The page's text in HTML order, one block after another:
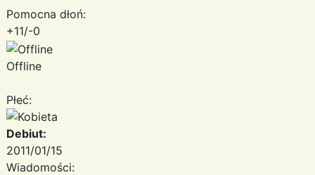
Pomocna dłoń:
+11/-0
Offline
Płeć:
Debiut:
2011/01/15
Wiadomości: